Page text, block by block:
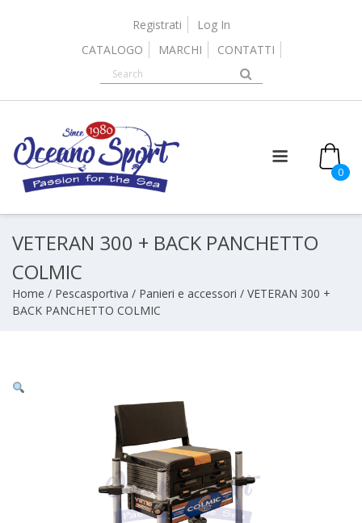
Registrati
Log In
CATALOGO
MARCHI CONTATTI
0
VETERAN 300 + BACK PANCHETTO
COLMIC
Home / Pescasportiva / Panieri e accessori / VETERAN 300 +
BACK PANCHETTO COLMIC